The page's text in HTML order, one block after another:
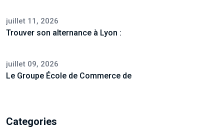
juillet 11, 2026
Trouver son alternance à Lyon :
juillet 09, 2026
Le Groupe École de Commerce de
Categories